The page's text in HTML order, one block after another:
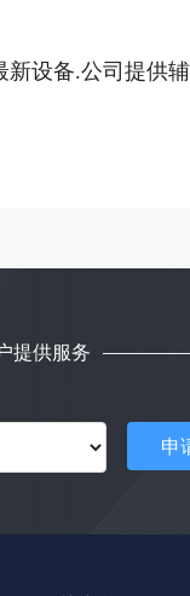
设备.公司提供
提供服务
申